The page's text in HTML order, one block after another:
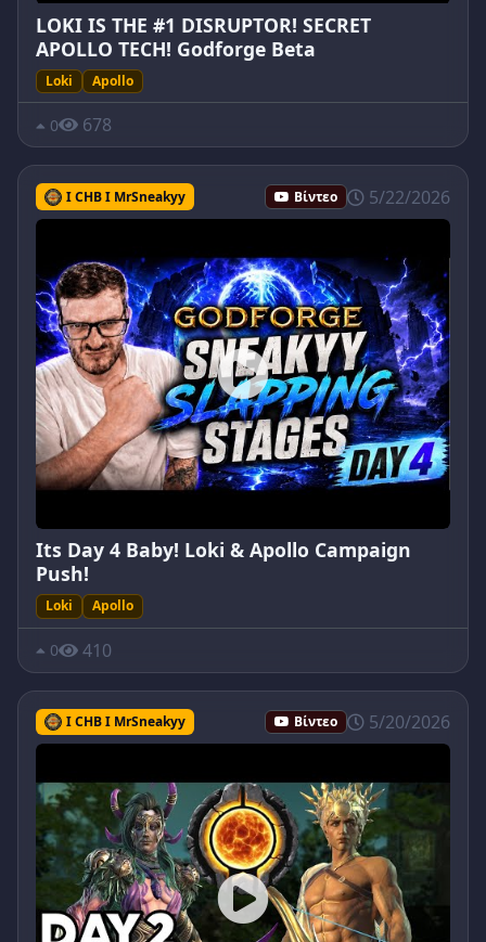
LOKI IS THE #1 DISRUPTOR! SECRET
APOLLO TECH! Godforge Beta
Loki Apollo
0 678
I CHB I MrSneakyy Βίντεο 5/22/2026
Its Day 4 Baby! Loki & Apollo Campaign
Push!
Loki Apollo
0 410
I CHB I MrSneakyy Βίντεο 5/20/2026